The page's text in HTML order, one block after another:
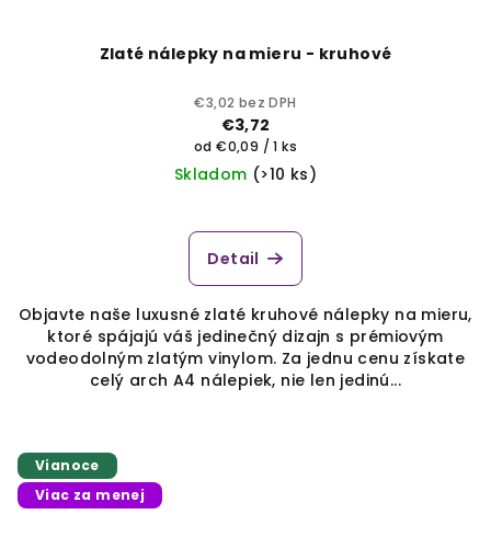
Zlaté nálepky na mieru - kruhové
€3,02 bez DPH
€3,72
Jednotková
cena:
od €0,09 / 1 ks
Skladom (>10 ks)
hodnotenie
produktu
z
5
hviezdičiek.
Detail
Objavte naše luxusné zlaté kruhové nálepky na mieru,
ktoré spájajú váš jedinečný dizajn s prémiovým
vodeodolným zlatým vinylom. Za jednu cenu získate
celý arch A4 nálepiek, nie len jedinú...
Vianoce
Viac za menej